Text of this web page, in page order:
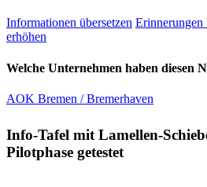
Informationen übersetzen
erhöhen
Welche Unternehmen haben diesen
AOK Bremen / Bremerhaven
Info-Tafel mit Lamellen-
Pilotphase getestet